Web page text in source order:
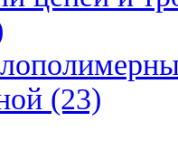
(23)